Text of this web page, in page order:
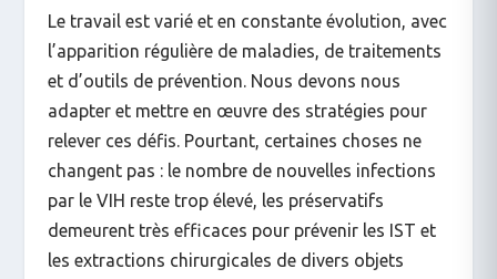
Le travail est varié et en constante évolution, avec
l’apparition régulière de maladies, de traitements
et d’outils de prévention. Nous devons nous
adapter et mettre en œuvre des stratégies pour
relever ces défis. Pourtant, certaines choses ne
changent pas : le nombre de nouvelles infections
par le VIH reste trop élevé, les préservatifs
demeurent très efficaces pour prévenir les IST et
les extractions chirurgicales de divers objets